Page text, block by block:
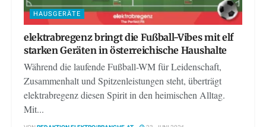
HAUSGERÄTE
elektrabregenz bringt die Fußball-Vibes mit elf
starken Geräten in österreichische Haushalte
Während die laufende Fußball-WM für Leidenschaft,
Zusammenhalt und Spitzenleistungen steht, überträgt
elektrabregenz diesen Spirit in den heimischen Alltag.
Mit...